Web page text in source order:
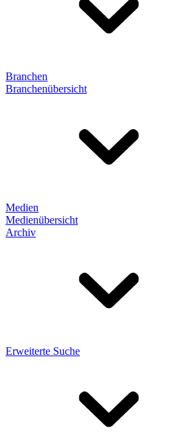
Branchen
Branchenübersicht
Medien
Medienübersicht
Archiv
Erweiterte Suche